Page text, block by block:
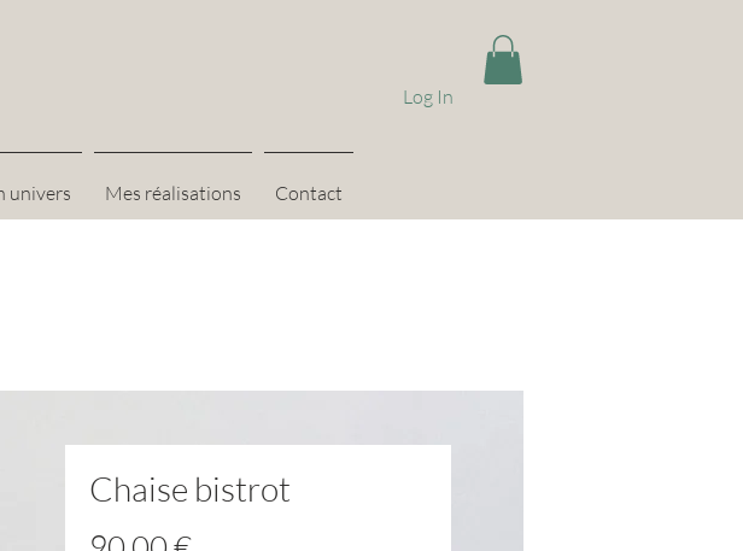
Log In
univers Mes réalisations Contact
Chaise bistrot